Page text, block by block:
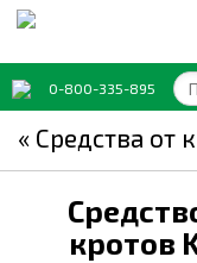
0-800-335-895
« Средства от
кротов